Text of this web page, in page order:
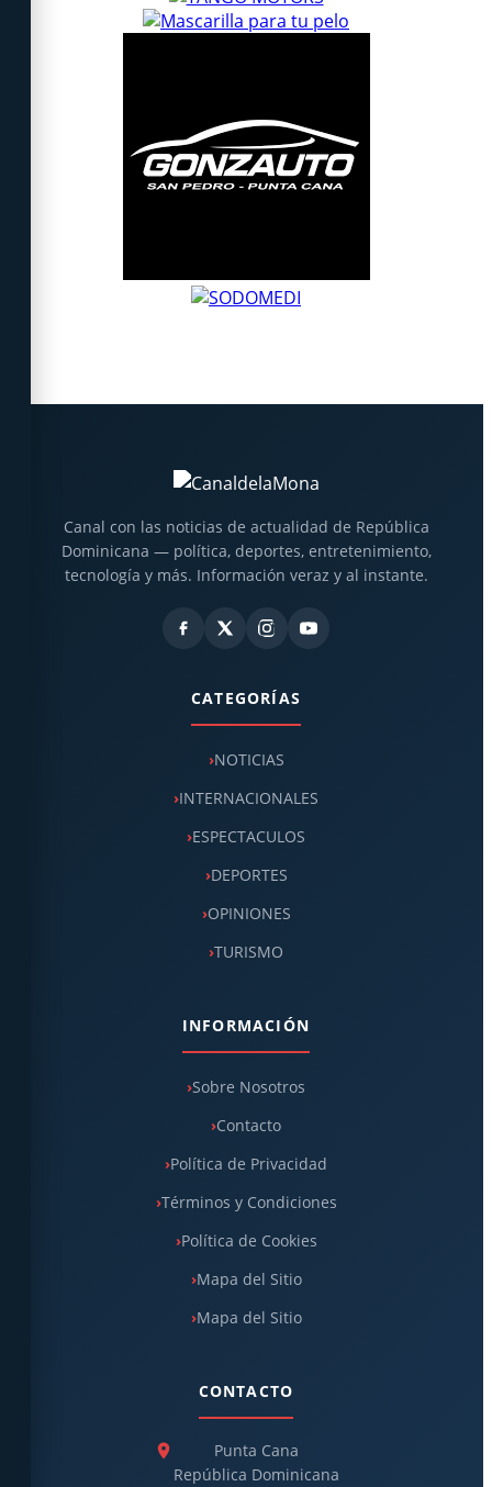
Canal con las noticias de actualidad de República
Dominicana — política, deportes, entretenimiento,
tecnología y más. Información veraz y al instante.
CATEGORÍAS
NOTICIAS
INTERNACIONALES
ESPECTACULOS
DEPORTES
OPINIONES
TURISMO
INFORMACIÓN
Sobre Nosotros
Contacto
Política de Privacidad
Términos y Condiciones
Política de Cookies
Mapa del Sitio
Mapa del Sitio
CONTACTO
Punta Cana
República Dominicana